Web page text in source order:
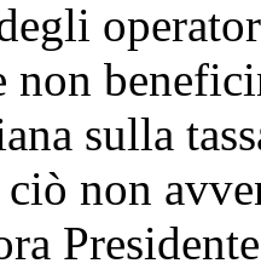
non
sulla
ciò non